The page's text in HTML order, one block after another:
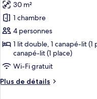
Double
Supérieure,
balcon,
vue
ville
photos
pour
ce
type
chambre :
Suite
Junior,
30 m²
1 chambre
4 personnes
1 lit double, 1 canapé-lit (1
canapé-lit (1 place)
Wi-Fi gratuit
Plus de détails
Plus